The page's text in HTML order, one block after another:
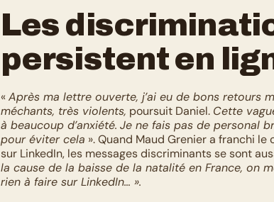
Les
persistent en
« Après ma lettre ouverte, j’ai eu de bons retours
méchants, très violents, poursuit Daniel. Cette
à beaucoup d’anxiété. Je ne fais pas de personal
pour éviter cela ». Quand Maud Grenier a franchi
sur LinkedIn, les messages discriminants se sont
la cause de la baisse de la natalité en France, on
rien à faire sur LinkedIn… ».